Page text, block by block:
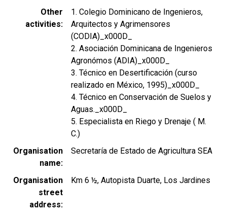
Other
activities
1. Colegio Dominicano de Ingenieros,
Arquitectos y Agrimensores
(CODIA)_x000D_
2. Asociación Dominicana de Ingenieros
Agronómos (ADIA)_x000D_
3. Técnico en Desertificación (curso
realizado en México, 1995)_x000D_
4. Técnico en Conservación de Suelos y
Aguas._x000D_
5. Especialista en Riego y Drenaje ( M.
C.)
Organisation
name
Secretaría de Estado de Agricultura SEA
Organisation
street
address
Km 6 ½, Autopista Duarte, Los Jardines